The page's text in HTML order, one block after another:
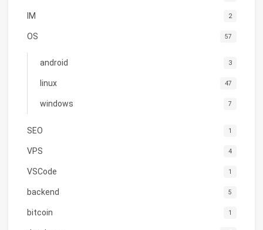
IM 2
OS 57
android 3
linux 47
windows 7
SEO 1
VPS 4
VSCode 1
backend 5
bitcoin 1